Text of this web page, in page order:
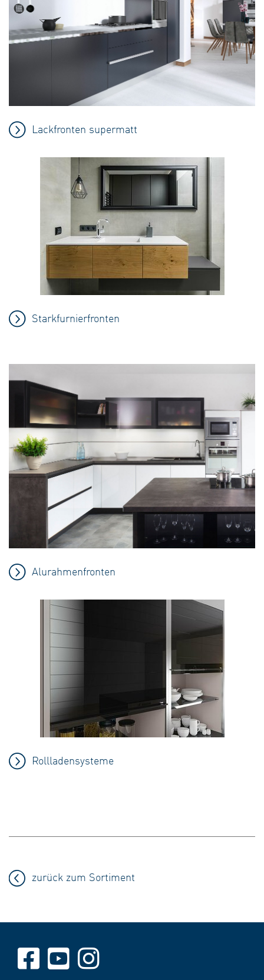
Lackfronten supermatt
Starkfurnierfronten
Alurahmenfronten
Rollladensysteme
zurück zum Sortiment